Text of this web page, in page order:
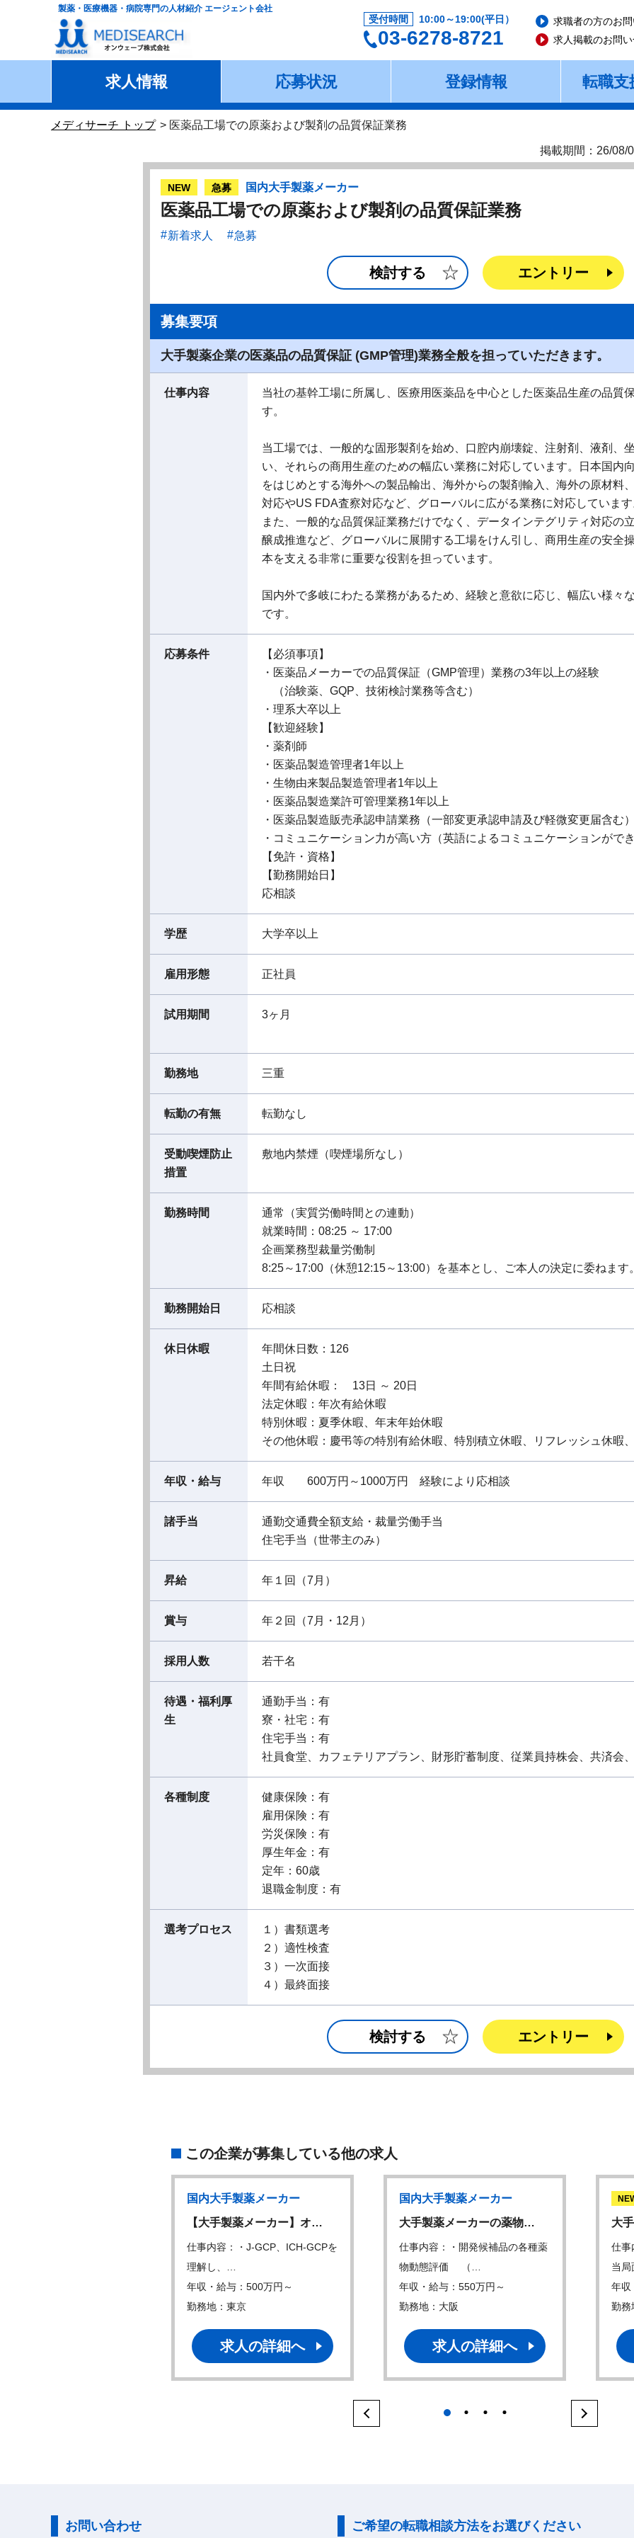
製薬・医療機器・病院専門の人材紹介 エージェント会社
受付時間 10:00～19:00(平日）
03-6278-8721
求職者の方のお
求人掲載のお問
求人情報 応募状況 登録情報 転職支
メディサーチ トップ 医薬品工場での原薬および製剤の品質保証業務
掲載期間：26/
NEW 急募 国内大手製薬メーカー
医薬品工場での原薬および製剤の品質保証業務
新着求人 急募
検討する エントリー
募集要項
大手製薬企業の医薬品の品質保証 (GMP管理)業務全般を担っていただきます。
仕事内容
当社の基幹工場に所属し、医療用医薬品を中心とした医薬品生産の品質
す。
当工場では、一般的な固形製剤を始め、口腔内崩壊錠、注射剤、液剤、
い、それらの商用生産のための幅広い業務に対応しています。日本国内
をはじめとする海外への製品輸出、海外からの製剤輸入、海外の原材料
対応やUS FDA査察対応など、グローバルに広がる業務に対応していま
また、一般的な品質保証業務だけでなく、データインテグリティ対応の
醸成推進など、グローバルに展開する工場をけん引し、商用生産の安全
本を支える非常に重要な役割を担っています。
国内外で多岐にわたる業務があるため、経験と意欲に応じ、幅広い様々
です。
応募条件
【必須事項】
・医薬品メーカーでの品質保証（GMP管理）業務の3年以上の経験
（治験薬、GQP、技術検討業務等含む）
・理系大卒以上
【歓迎経験】
・薬剤師
・医薬品製造管理者1年以上
・生物由来製品製造管理者1年以上
・医薬品製造業許可管理業務1年以上
・医薬品製造販売承認申請業務（一部変更承認申請及び軽微変更届含む
・コミュニケーション力が高い方（英語によるコミュニケーションがで
【免許・資格】
【勤務開始日】
応相談
学歴 大学卒以上
雇用形態 正社員
試用期間 3ヶ月
勤務地 三重
転勤の有無 転勤なし
受動喫煙防止
措置
敷地内禁煙（喫煙場所なし）
勤務時間
通常（実質労働時間との連動）
就業時間：08:25 ～ 17:00
企画業務型裁量労働制
8:25～17:00（休憩12:15～13:00）を基本とし、ご本人の決定に委ねます
勤務開始日 応相談
休日休暇
年間休日数：126
土日祝
年間有給休暇： 13日 ～ 20日
法定休暇：年次有給休暇
特別休暇：夏季休暇、年末年始休暇
その他休暇：慶弔等の特別有給休暇、特別積立休暇、リフレッシュ休暇
年収・給与 年収 600万円～1000万円 経験により応相談
諸手当
通勤交通費全額支給・裁量労働手当
住宅手当（世帯主のみ）
昇給 年１回（7月）
賞与 年２回（7月・12月）
採用人数 若干名
待遇・福利厚
生
通勤手当：有
寮・社宅：有
住宅手当：有
社員食堂、カフェテリアプラン、財形貯蓄制度、従業員持株会、共済会
各種制度
健康保険：有
雇用保険：有
労災保険：有
厚生年金：有
定年：60歳
退職金制度：有
選考プロセス
１）書類選考
２）適性検査
３）一次面接
４）最終面接
検討する エントリー
この企業が募集している他の求人
国内大手製薬メーカー
【大手製薬メーカー】オ…
仕事内容：・J-GCP、ICH-GCPを
理解し、…
年収・給与：500万円～
勤務地：東京
求人の詳細へ
国内大手製薬メーカー
大手製薬メーカーの薬物…
仕事内容：・開発候補品の各種薬
物動態評価 （…
年収・給与：550万円～
勤務地：大阪
求人の詳細へ
大
仕事
当
年収
勤務
1
お問い合わせ ご希望の転職相談方法をお選びください